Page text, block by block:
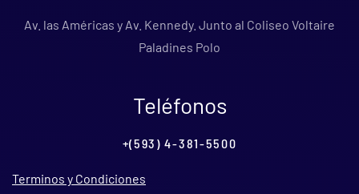
Av. las Américas y Av. Kennedy. Junto al Coliseo Voltaire
Paladines Polo
Teléfonos
+(593) 4-381-5500
Terminos y Condiciones